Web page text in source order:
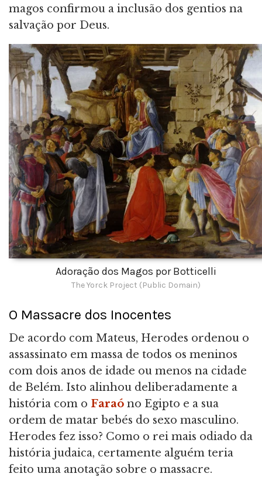
magos confirmou a inclusão dos gentios na
salvação por Deus.
Adoração dos Magos por Botticelli
The Yorck Project (Public Domain)
O Massacre dos Inocentes
De acordo com Mateus, Herodes ordenou o
assassinato em massa de todos os meninos
com dois anos de idade ou menos na cidade
de Belém. Isto alinhou deliberadamente a
história com o Faraó no Egipto e a sua
ordem de matar bebés do sexo masculino.
Herodes fez isso? Como o rei mais odiado da
história judaica, certamente alguém teria
feito uma anotação sobre o massacre.